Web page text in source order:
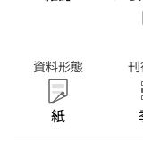
資料形態
紙